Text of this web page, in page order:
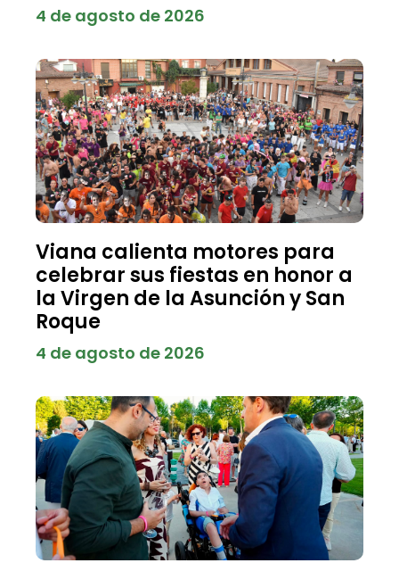
4 de agosto de 2026
Viana calienta motores para
celebrar sus fiestas en honor a
la Virgen de la Asunción y San
Roque
4 de agosto de 2026